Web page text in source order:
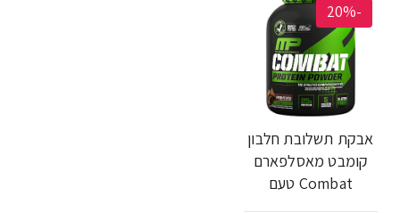
-20%
אבקת תשלובת חלבון
קומבט מאסלפארם
Combat טעם